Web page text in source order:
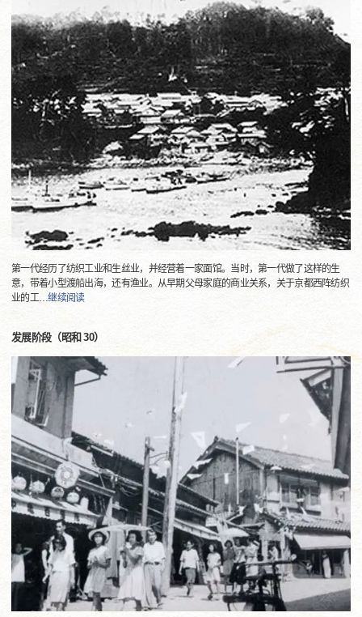
第一代经历了纺织工业和生丝业，并经营着一家面馆。当时，第一代做了这样的生
意，带着小型渡船出海，还有渔业。从早期父母家庭的商业关系，关于京都西阵纺织
业的工…继续阅读
发展阶段（昭和 30）